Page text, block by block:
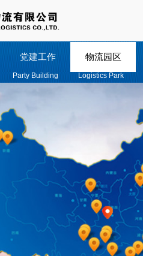
Party Building Logistics Park
党建工作 物流园区